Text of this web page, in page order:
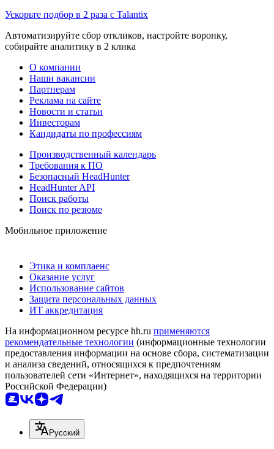
Ускорьте подбор в 2 раза с Talantix
Автоматизируйте сбор откликов, настройте воронку,
собирайте аналитику в 2 клика
О компании
Наши вакансии
Партнерам
Реклама на сайте
Новости и статьи
Инвесторам
Кандидаты по профессиям
Производственный календарь
Требования к ПО
Безопасный HeadHunter
HeadHunter API
Поиск работы
Поиск по резюме
Мобильное приложение
Этика и комплаенс
Оказание услуг
Использование сайтов
Защита персональных данных
ИТ аккредитация
На информационном ресурсе hh.ru применяются
рекомендательные технологии (информационные технологии
предоставления информации на основе сбора, систематизации
и анализа сведений, относящихся к предпочтениям
пользователей сети «Интернет», находящихся на территории
Российской Федерации)
Русский